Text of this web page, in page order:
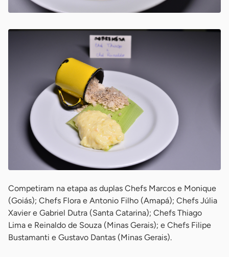
Competiram na etapa as duplas Chefs Marcos e Monique
(Goiás); Chefs Flora e Antonio Filho (Amapá); Chefs Júlia
Xavier e Gabriel Dutra (Santa Catarina); Chefs Thiago
Lima e Reinaldo de Souza (Minas Gerais); e Chefs Filipe
Bustamanti e Gustavo Dantas (Minas Gerais).